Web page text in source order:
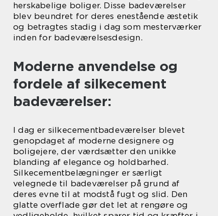
herskabelige boliger. Disse badeværelser
blev beundret for deres enestående æstetik
og betragtes stadig i dag som mesterværker
inden for badeværelsesdesign.
Moderne anvendelse og
fordele af silkecement
badeværelser:
I dag er silkecementbadeværelser blevet
genopdaget af moderne designere og
boligejere, der værdsætter den unikke
blanding af elegance og holdbarhed.
Silkecementbelægninger er særligt
velegnede til badeværelser på grund af
deres evne til at modstå fugt og slid. Den
glatte overflade gør det let at rengøre og